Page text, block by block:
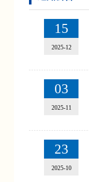
15
2025-12
03
2025-11
23
2025-10